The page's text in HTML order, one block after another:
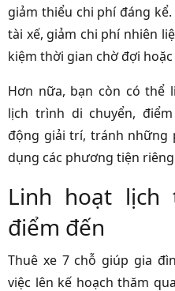
giảm thiểu chi phí đáng
tài xế, giảm chi phí nhiên
kiệm thời gian chờ đợi hoặc
Hơn nữa, bạn còn có thể
lịch trình di chuyển,
động giải trí, tránh những
dụng các phương tiện
Linh hoạt lịch
điểm đến
Thuê xe 7 chỗ giúp gia
việc lên kế hoạch thăm